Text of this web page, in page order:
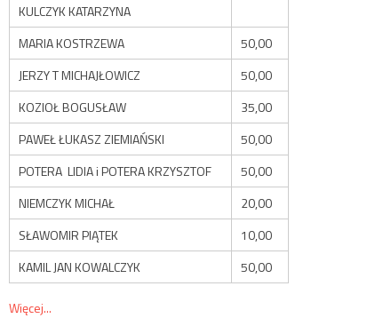
KULCZYK KATARZYNA
MARIA KOSTRZEWA
50,00
JERZY T MICHAJŁOWICZ
50,00
KOZIOŁ BOGUSŁAW
35,00
PAWEŁ ŁUKASZ ZIEMIAŃSKI
50,00
POTERA LIDIA i POTERA KRZYSZTOF
50,00
NIEMCZYK MICHAŁ
20,00
SŁAWOMIR PIĄTEK
10,00
KAMIL JAN KOWALCZYK
50,00
Więcej...